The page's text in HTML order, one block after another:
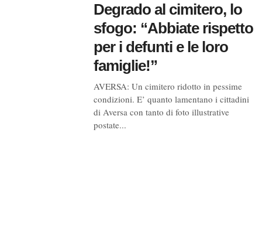
Degrado al cimitero, lo
sfogo: “Abbiate rispetto
per i defunti e le loro
famiglie!”
AVERSA: Un cimitero ridotto in pessime
condizioni. E’ quanto lamentano i cittadini
di Aversa con tanto di foto illustrative
postate...